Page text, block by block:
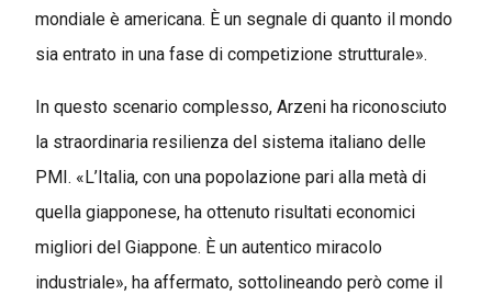
mondiale è americana. È un segnale di quanto il mondo
sia entrato in una fase di competizione strutturale».
In questo scenario complesso, Arzeni ha riconosciuto
la straordinaria resilienza del sistema italiano delle
PMI. «L’Italia, con una popolazione pari alla metà di
quella giapponese, ha ottenuto risultati economici
migliori del Giappone. È un autentico miracolo
industriale», ha affermato, sottolineando però come il